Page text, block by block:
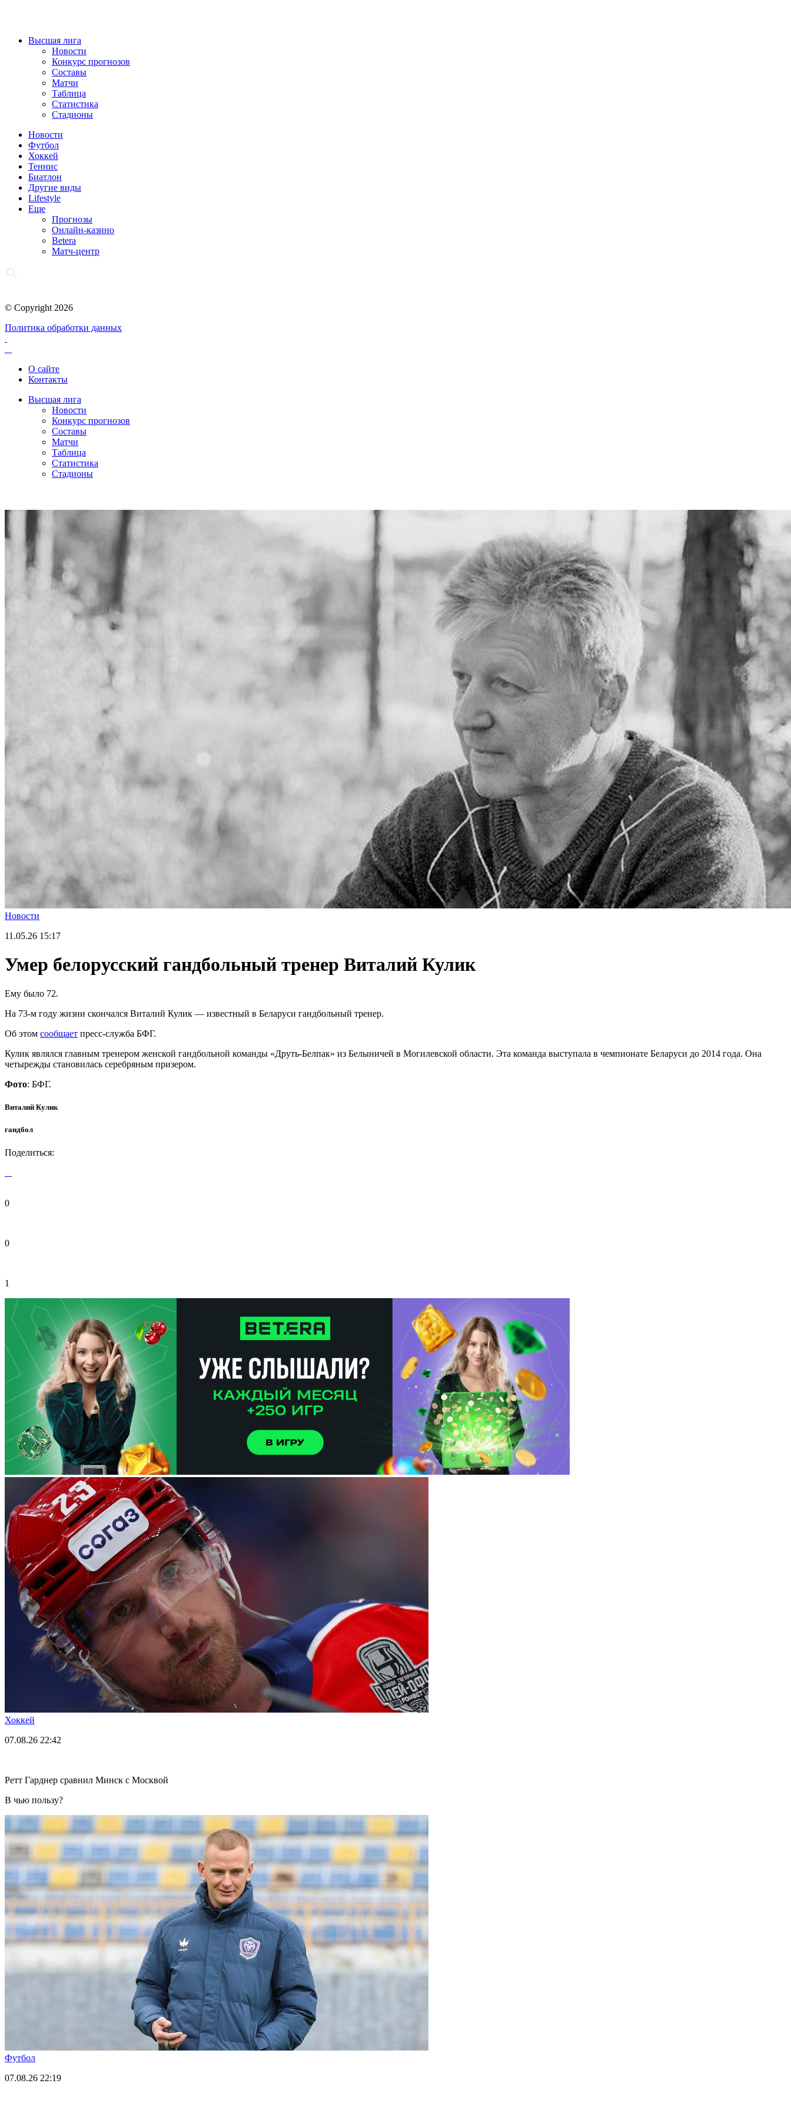
Высшая лига
Новости
Конкурс прогнозов
Составы
Матчи
Таблица
Статистика
Стадионы
Новости
Футбол
Хоккей
Теннис
Биатлон
Другие виды
Lifestyle
Еще
Прогнозы
Онлайн-казино
Betera
Матч-центр
© Copyright 2026
Политика обработки данных
О сайте
Контакты
Высшая лига
Новости
Конкурс прогнозов
Составы
Матчи
Таблица
Статистика
Стадионы
Новости
11.05.26 15:17
Умер белорусский гандбольный тренер Виталий Кулик
Ему было 72.
На 73-м году жизни скончался Виталий Кулик — известный в Беларуси гандбольный тренер.
Об этом сообщает пресс-служба БФГ.
Кулик являлся главным тренером женской гандбольной команды «Друть-Белпак» из Белыничей в Могилевской области. Эта команда выступала в чемпионате Беларуси до 2014 года. Она
четырежды становилась серебряным призером.
Фото: БФГ.
Виталий Кулик
гандбол
Поделиться:
0
0
1
Хоккей
07.08.26 22:42
Ретт Гарднер сравнил Минск с Москвой
В чью пользу?
Футбол
07.08.26 22:19